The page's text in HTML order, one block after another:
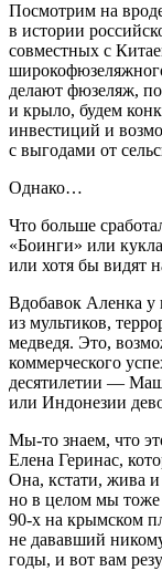
Посмотрим на
в истории
совместных с
делают фюзеляж,
и крыло, будем
инвестиций и
с выгодами от
Однако…
Что больше
«Боинги» или
или хотя бы видят
Вдобавок Аленка у
из мультиков,
медведя. Это,
коммерческого
десятилетии —
или Индонезии
Мы-то знаем, что
Елена Геринас,
Она, кстати, жива
но в целом мы тоже
90-х на крымском
не дававший
годы, и вот вам